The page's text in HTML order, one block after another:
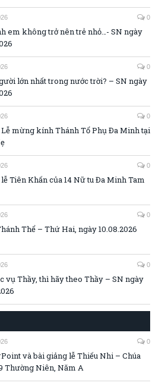
0
em không trở nên trẻ nhỏ…- SN ngày
0
lớn nhất trong nước trời? – SN ngày
0
mừng kính Thánh Tổ Phụ Đa Minh tại
0
Tiên Khấn của 14 Nữ tu Đa Minh Tam
0
Thể – Thứ Hai, ngày 10.08.2026
0
vụ Thầy, thì hãy theo Thầy – SN ngày
0
và bài giảng lễ Thiếu Nhi – Chúa
Thường Niên, Năm A